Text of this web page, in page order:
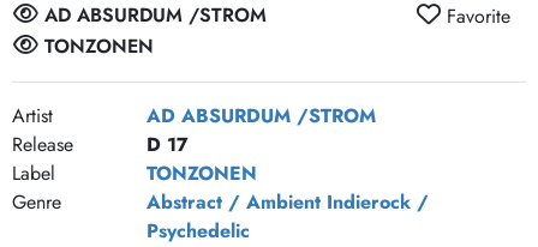
AD ABSURDUM /STROM
TONZONEN
Favorite
Artist
AD ABSURDUM /STROM
Release
D 17
Label
TONZONEN
Genre
Abstract / Ambient Indierock /
Psychedelic